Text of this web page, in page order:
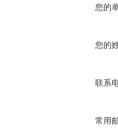
您的
您的
联系
常用